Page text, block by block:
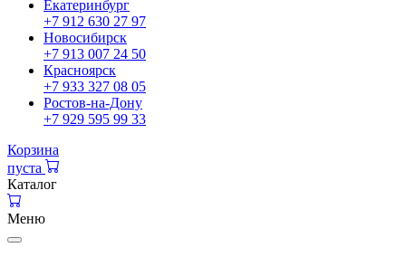
Екатеринбург
+7 912 630 27 97
Новосибирск
+7 913 007 24 50
Красноярск
+7 933 327 08 05
Ростов-на-Дону
+7 929 595 99 33
Корзина
пуста
Каталог
Меню